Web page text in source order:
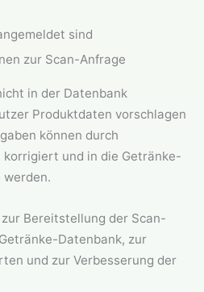
sind
zur Scan-Anfrage
in der Datenbank
Produktdaten vorschlagen
können durch
und in die Getränke-
werden.
Bereitstellung der Scan-
Datenbank, zur
und zur Verbesserung der